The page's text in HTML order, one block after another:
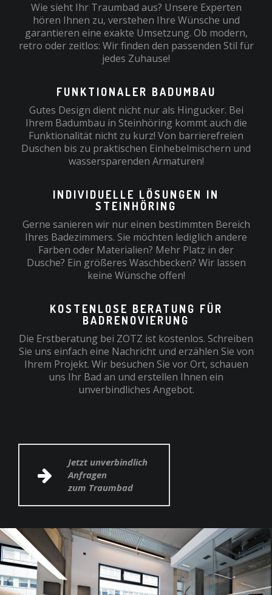
Wie sieht Ihr Traumbad aus? Unsere Experten
hören Ihnen zu, verstehen Ihre Wünsche und
garantieren eine exakte Umsetzung. Ob modern,
retro oder zeitlos: Wir finden den passenden Stil für
jedes Zuhause!
FUNKTIONALER BADUMBAU
Gutes Design dient nicht nur als Hingucker. Bei
Ihrem Badumbau in Steinhöring kommt auch die
Funktionalität nicht zu kurz! Von barrierefreien
Duschen bis zu praktischen Einhebelmischern und
wassersparenden Armaturen!
INDIVIDUELLE LÖSUNGEN IN
STEINHÖRING
Gerne sanieren wir nur einen bestimmten Bereich
Ihres Badezimmers. Sie möchten lediglich andere
Farben oder Materialien? Mehr Platz in der
Dusche? Ein größeres Waschbecken? Wir lassen
keine Wünsche offen!
KOSTENLOSE BERATUNG FÜR
BADRENOVIERUNG
Die Erstberatung bei ZOTZ ist kostenlos. Schreiben
Sie uns einfach eine Nachricht und erzählen Sie von
Ihrem Projekt. Wir besuchen Sie vor Ort, schauen
uns Ihr Bad an und erstellen Ihnen ein
unverbindliches Angebot.
Jetzt unverbindlich
Anfragen
zum Traumbad